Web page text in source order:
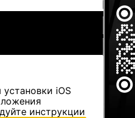
установки iOS
инструкции